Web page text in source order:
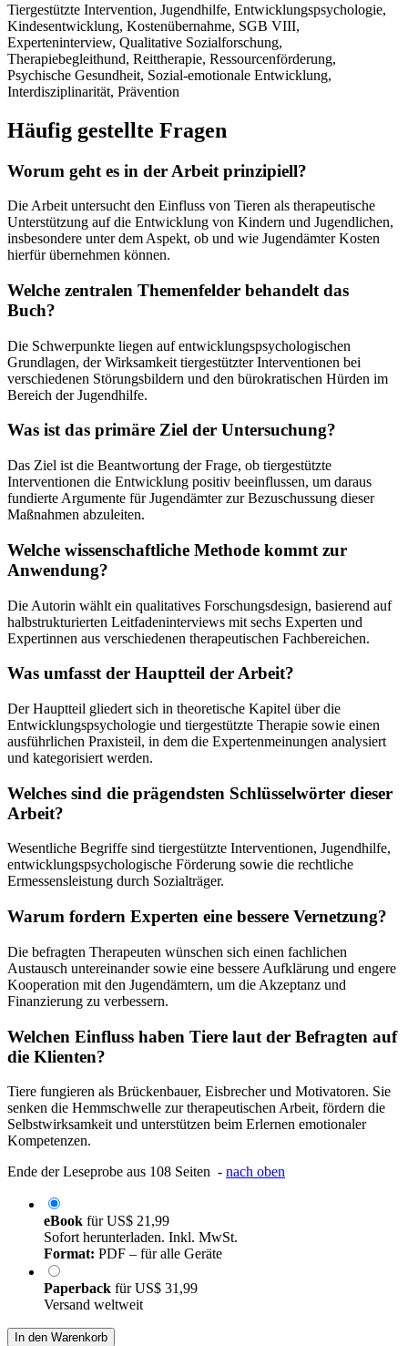
Tiergestützte Intervention, Jugendhilfe, Entwicklungspsychologie,
Kindesentwicklung, Kostenübernahme, SGB VIII,
Experteninterview, Qualitative Sozialforschung,
Therapiebegleithund, Reittherapie, Ressourcenförderung,
Psychische Gesundheit, Sozial-emotionale Entwicklung,
Interdisziplinarität, Prävention
Häufig gestellte Fragen
Worum geht es in der Arbeit prinzipiell?
Die Arbeit untersucht den Einfluss von Tieren als therapeutische
Unterstützung auf die Entwicklung von Kindern und Jugendlichen,
insbesondere unter dem Aspekt, ob und wie Jugendämter Kosten
hierfür übernehmen können.
Welche zentralen Themenfelder behandelt das
Buch?
Die Schwerpunkte liegen auf entwicklungspsychologischen
Grundlagen, der Wirksamkeit tiergestützter Interventionen bei
verschiedenen Störungsbildern und den bürokratischen Hürden im
Bereich der Jugendhilfe.
Was ist das primäre Ziel der Untersuchung?
Das Ziel ist die Beantwortung der Frage, ob tiergestützte
Interventionen die Entwicklung positiv beeinflussen, um daraus
fundierte Argumente für Jugendämter zur Bezuschussung dieser
Maßnahmen abzuleiten.
Welche wissenschaftliche Methode kommt zur
Anwendung?
Die Autorin wählt ein qualitatives Forschungsdesign, basierend auf
halbstrukturierten Leitfadeninterviews mit sechs Experten und
Expertinnen aus verschiedenen therapeutischen Fachbereichen.
Was umfasst der Hauptteil der Arbeit?
Der Hauptteil gliedert sich in theoretische Kapitel über die
Entwicklungspsychologie und tiergestützte Therapie sowie einen
ausführlichen Praxisteil, in dem die Expertenmeinungen analysiert
und kategorisiert werden.
Welches sind die prägendsten Schlüsselwörter dieser
Arbeit?
Wesentliche Begriffe sind tiergestützte Interventionen, Jugendhilfe,
entwicklungspsychologische Förderung sowie die rechtliche
Ermessensleistung durch Sozialträger.
Warum fordern Experten eine bessere Vernetzung?
Die befragten Therapeuten wünschen sich einen fachlichen
Austausch untereinander sowie eine bessere Aufklärung und engere
Kooperation mit den Jugendämtern, um die Akzeptanz und
Finanzierung zu verbessern.
Welchen Einfluss haben Tiere laut der Befragten auf
die Klienten?
Tiere fungieren als Brückenbauer, Eisbrecher und Motivatoren. Sie
senken die Hemmschwelle zur therapeutischen Arbeit, fördern die
Selbstwirksamkeit und unterstützen beim Erlernen emotionaler
Kompetenzen.
Ende der Leseprobe aus 108 Seiten - nach oben
eBook fürUS$ 21,99
Sofort herunterladen. Inkl. MwSt.
Format: PDF – für alle Geräte
Paperback fürUS$ 31,99
Versand weltweit
In den Warenkorb